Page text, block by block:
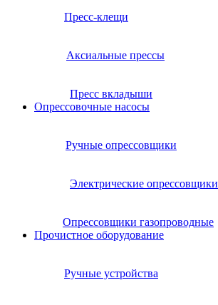
Пресс-клещи
Аксиальные прессы
Пресс вкладыши
Опрессовочные насосы
Ручные опрессовщики
Электрические опрессовщики
Опрессовщики газопроводные
Прочистное оборудование
Ручные устройства